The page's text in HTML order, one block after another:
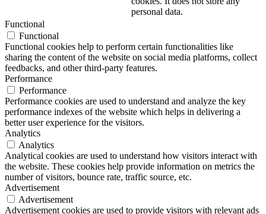
personal data.
Functional
Functional
Functional cookies help to perform certain functionalities like
sharing the content of the website on social media platforms, collect
feedbacks, and other third-party features.
Performance
Performance
Performance cookies are used to understand and analyze the key
performance indexes of the website which helps in delivering a
better user experience for the visitors.
Analytics
Analytics
Analytical cookies are used to understand how visitors interact with
the website. These cookies help provide information on metrics the
number of visitors, bounce rate, traffic source, etc.
Advertisement
Advertisement
Advertisement cookies are used to provide visitors with relevant ads